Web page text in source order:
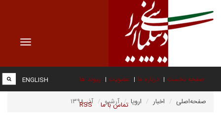
Toggle
صفحه نخست درباره ما عضویت پیوند ها
تماس با ما RSS
ENGLISH
صفحه‌اصلی اخبار اروپا آرشیو آذر ۱۳۹۸